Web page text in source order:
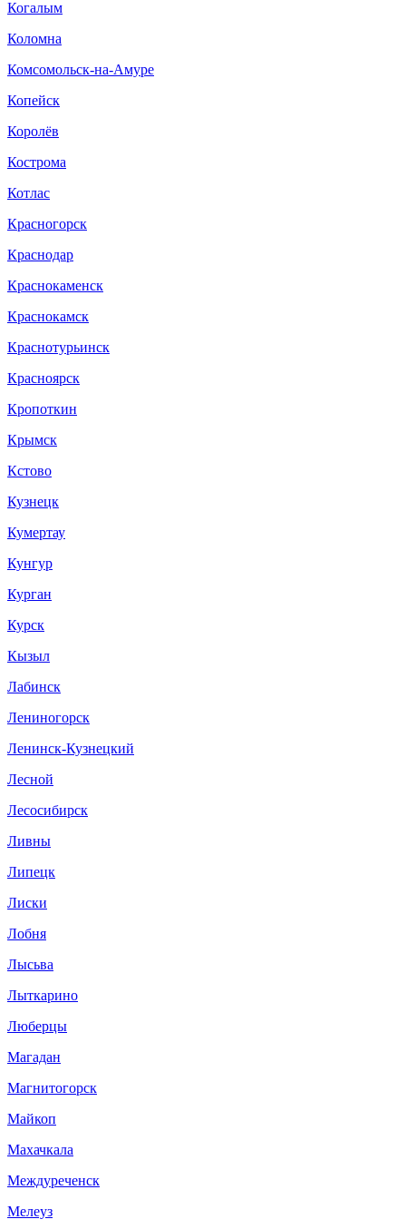
Когалым
Коломна
Комсомольск-на-Амуре
Копейск
Королёв
Кострома
Котлас
Красногорск
Краснодар
Краснокаменск
Краснокамск
Краснотурьинск
Красноярск
Кропоткин
Крымск
Кстово
Кузнецк
Кумертау
Кунгур
Курган
Курск
Кызыл
Лабинск
Лениногорск
Ленинск-Кузнецкий
Лесной
Лесосибирск
Ливны
Липецк
Лиски
Лобня
Лысьва
Лыткарино
Люберцы
Магадан
Магнитогорск
Майкоп
Махачкала
Междуреченск
Мелеуз